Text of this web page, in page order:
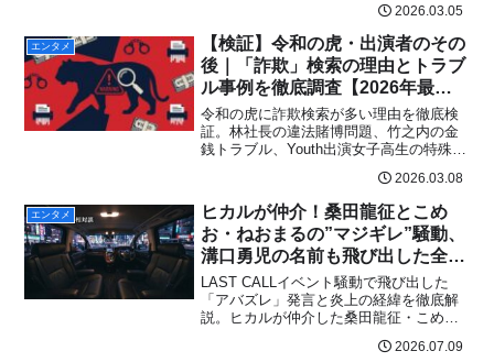
乗り換え比較、Fire TV Stickセール最安
値情報まで一気に解説します。
2026.03.05
エンタメ
【検証】令和の虎・出演者のその
後｜「詐欺」検索の理由とトラブ
ル事例を徹底調査【2026年最
新】
令和の虎に詐欺検索が多い理由を徹底検
証。林社長の違法賭博問題、竹之内の金
銭トラブル、Youth出演女子高生の特殊詐
案を事実ベースで完全まとめ。2026.03.08
エンタメ
ヒカルが仲介！桑田龍征とこめ
お・ねおまるの”マジギレ”騒動、
溝口勇児の名前も飛び出した全内
幕LAST CALLイベント騒動で飛び出した
「アバズレ」発言と炎上の経緯を徹底解
説。ヒカルが仲介した桑田龍征・こめ
事情とSNS反応をまとめました。2026.07.09